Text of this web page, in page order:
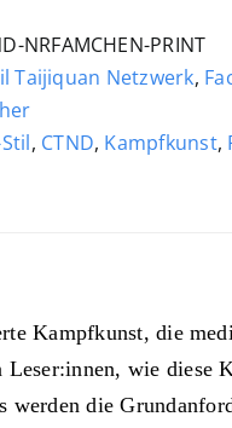
NRFAMCHEN-PRINT
Taijiquan Netzwerk,
, CTND, Kampfkunst,
Kampfkunst, die
wie
die